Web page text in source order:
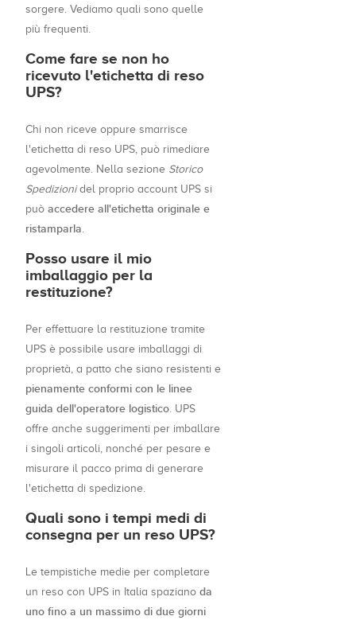
sorgere. Vediamo quali sono quelle
più frequenti.
Come fare se non ho
ricevuto l'etichetta di reso
UPS?
Chi non riceve oppure smarrisce
l'etichetta di reso UPS, può rimediare
agevolmente. Nella sezione Storico
Spedizionidel proprio account UPS si
può accedere all'etichetta originale e
ristamparla.
Posso usare il mio
imballaggio per la
restituzione?
Per effettuare la restituzione tramite
UPS è possibile usare imballaggi di
proprietà, a patto che siano resistenti e
pienamente conformi con le linee
guida dell'operatore logistico. UPS
offre anche suggerimenti per imballare
i singoli articoli, nonché per pesare e
misurare il pacco prima di generare
l'etichetta di spedizione.
Quali sono i tempi medi di
consegna per un reso UPS?
Le tempistiche medie per completare
un reso con UPS in Italia spaziano da
uno fino a un massimo di due giorni